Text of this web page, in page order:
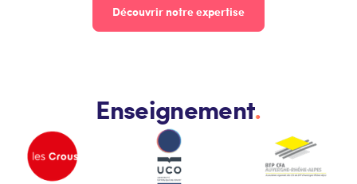
Découvrir notre expertise
Enseignement.